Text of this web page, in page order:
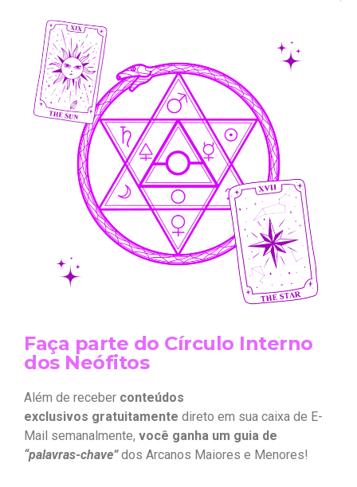
Faça parte do Círculo Interno
dos Neófitos
Além de receber conteúdos
exclusivos gratuitamente direto em sua caixa de E-
Mail semanalmente, você ganha um guia de
“palavras-chave”dos Arcanos Maiores e Menores!